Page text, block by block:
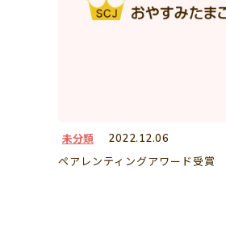
未分類 2022.12.06
ペアレンティングアワード受賞